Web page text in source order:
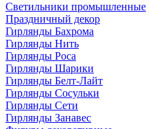
Светильники промышленные
Праздничный декор
Гирлянды Бахрома
Гирлянды Нить
Гирлянды Роса
Гирлянды Шарики
Гирлянды Белт-Лайт
Гирлянды Сосульки
Гирлянды Сети
Гирлянды Занавес